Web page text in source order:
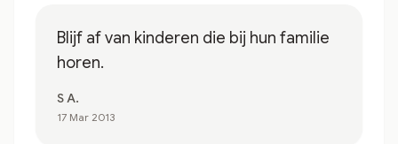
Blijf af van kinderen die bij hun familie
horen.
S A.
17 Mar 2013